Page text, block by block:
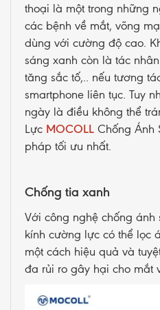
thoại là một trong những
các bệnh về mắt, võng
dùng với cường độ cao.
sáng xanh còn là tác
tăng sắc tố,.. nếu tương
smartphone liên tục. Tuy
ngày là điều không thể
Lực MOCOLL Chống Ánh
pháp tối ưu nhất.
Chống tia xanh
Với công nghệ chống ánh
kính cường lực có thể lọc
một cách hiệu quả và
đa rủi ro gây hại cho mắt